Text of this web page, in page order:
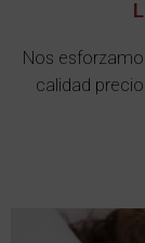
Nos
calidad